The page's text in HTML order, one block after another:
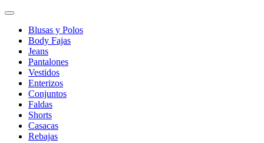
Blusas y Polos
Body Fajas
Jeans
Pantalones
Vestidos
Enterizos
Conjuntos
Faldas
Shorts
Casacas
Rebajas